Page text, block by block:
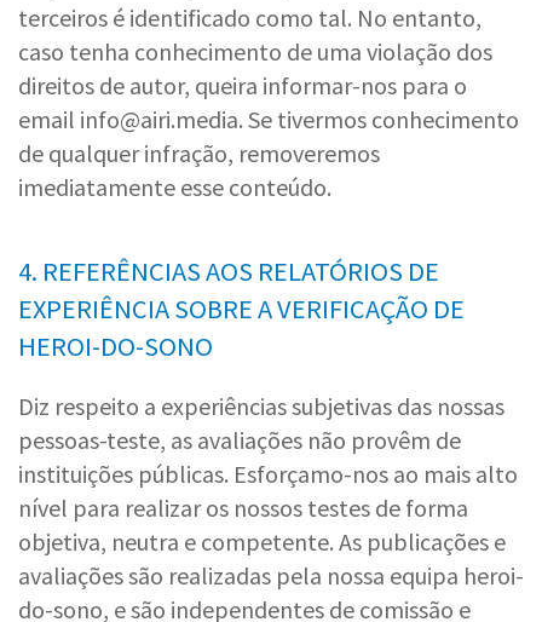
terceiros é identificado como tal. No entanto,
caso tenha conhecimento de uma violação dos
direitos de autor, queira informar-nos para o
email info@airi.media. Se tivermos conhecimento
de qualquer infração, removeremos
imediatamente esse conteúdo.
4. REFERÊNCIAS AOS RELATÓRIOS DE
EXPERIÊNCIA SOBRE A VERIFICAÇÃO DE
HEROI-DO-SONO
Diz respeito a experiências subjetivas das nossas
pessoas-teste, as avaliações não provêm de
instituições públicas. Esforçamo-nos ao mais alto
nível para realizar os nossos testes de forma
objetiva, neutra e competente. As publicações e
avaliações são realizadas pela nossa equipa heroi-
do-sono, e são independentes de comissão e